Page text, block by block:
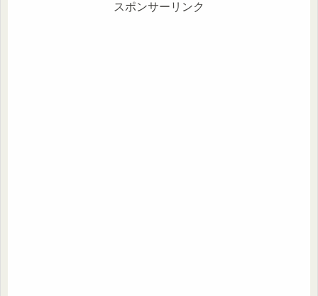
スポンサーリンク